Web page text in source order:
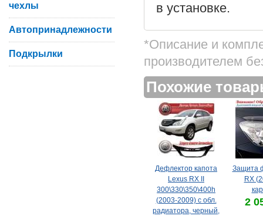
в установке.
*Описание и
производителем
Похожие
Дефлектор капота
Lexus RX II
300\330\350\400h
(2003-2009) с обл.
радиатора, черный,
Защита
RX
2
чехлы
Автопринадлежности
Подкрылки